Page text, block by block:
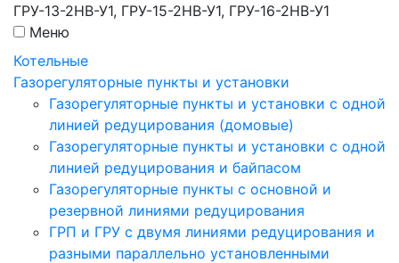
ГРУ-13-2НВ-У1, ГРУ-15-2НВ-У1, ГРУ-16-2НВ-У1
Меню
Котельные
Газорегуляторные пункты и установки
Газорегуляторные пункты и установки с одной
линией редуцирования (домовые)
Газорегуляторные пункты и установки с одной
линией редуцирования и байпасом
Газорегуляторные пункты с основной и
резервной линиями редуцирования
ГРП и ГРУ с двумя линиями редуцирования и
разными параллельно установленными